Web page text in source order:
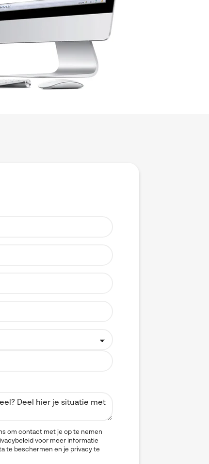
om contact met je op te nemen
voor meer informatie
te beschermen en je privacy te